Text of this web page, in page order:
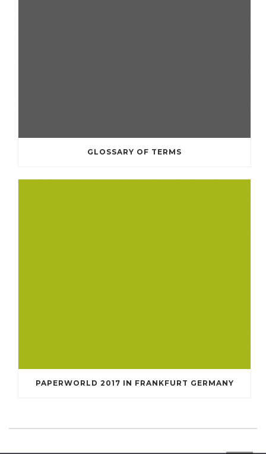
GLOSSARY OF TERMS
PAPERWORLD 2017 IN FRANKFURT GERMANY